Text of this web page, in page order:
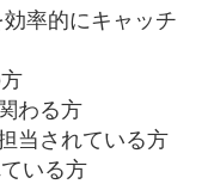
率的にキャッチ
わる方
当されている方
いる方